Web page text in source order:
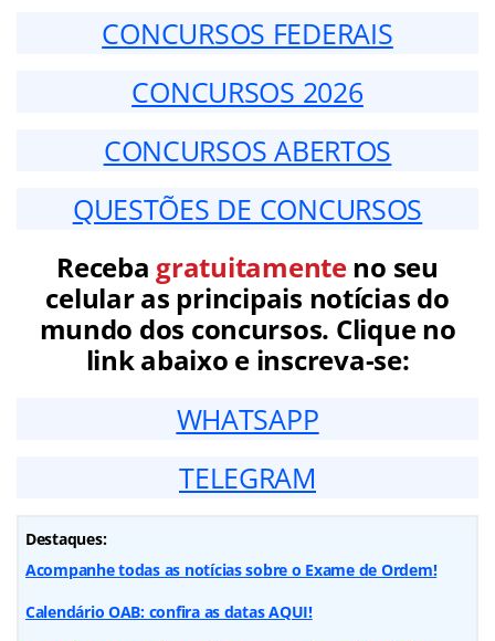
CONCURSOS FEDERAIS
CONCURSOS 2026
CONCURSOS ABERTOS
QUESTÕES DE CONCURSOS
Receba gratuitamenteno seu
celular as principais notícias do
mundo dos concursos. Clique no
link abaixo e inscreva-se:
WHATSAPP
TELEGRAM
Destaques:
Acompanhe todas as notícias sobre o Exame de Ordem!
Calendário OAB: confira as datas AQUI!